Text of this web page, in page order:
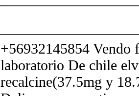
+56932145854 Vendo
laboratorio De chile
recalcine(37.5mg y